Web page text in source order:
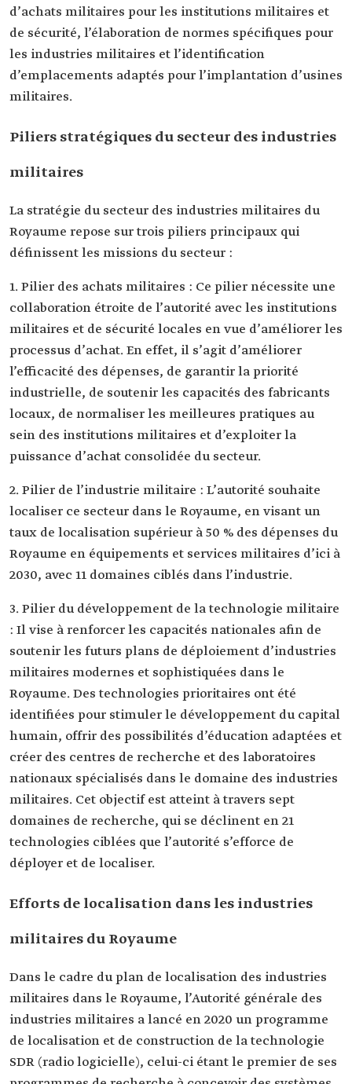
d’achats militaires pour les institutions militaires et
de sécurité, l’élaboration de normes spécifiques pour
les industries militaires et l’identification
d’emplacements adaptés pour l’implantation d’usines
militaires.
Piliers stratégiques du secteur des industries
militaires
La stratégie du secteur des industries militaires du
Royaume repose sur trois piliers principaux qui
définissent les missions du secteur :
1. Pilier des achats militaires : Ce pilier nécessite une
collaboration étroite de l’autorité avec les institutions
militaires et de sécurité locales en vue d’améliorer les
processus d’achat. En effet, il s’agit d’améliorer
l’efficacité des dépenses, de garantir la priorité
industrielle, de soutenir les capacités des fabricants
locaux, de normaliser les meilleures pratiques au
sein des institutions militaires et d’exploiter la
puissance d’achat consolidée du secteur.
2. Pilier de l’industrie militaire : L’autorité souhaite
localiser ce secteur dans le Royaume, en visant un
taux de localisation supérieur à 50 % des dépenses du
Royaume en équipements et services militaires d’ici à
2030, avec 11 domaines ciblés dans l’industrie.
3. Pilier du développement de la technologie militaire
: Il vise à renforcer les capacités nationales afin de
soutenir les futurs plans de déploiement d’industries
militaires modernes et sophistiquées dans le
Royaume. Des technologies prioritaires ont été
identifiées pour stimuler le développement du capital
humain, offrir des possibilités d’éducation adaptées et
créer des centres de recherche et des laboratoires
nationaux spécialisés dans le domaine des industries
militaires. Cet objectif est atteint à travers sept
domaines de recherche, qui se déclinent en 21
technologies ciblées que l’autorité s’efforce de
déployer et de localiser.
Efforts de localisation dans les industries
militaires du Royaume
Dans le cadre du plan de localisation des industries
militaires dans le Royaume, l’Autorité générale des
industries militaires a lancé en 2020 un programme
de localisation et de construction de la technologie
SDR (radio logicielle), celui-ci étant le premier de ses